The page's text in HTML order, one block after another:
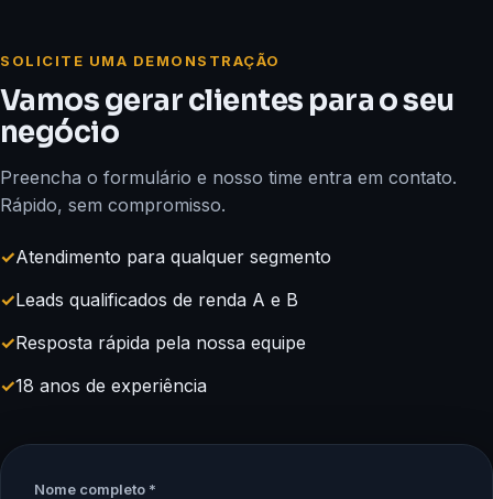
SOLICITE UMA DEMONSTRAÇÃO
Vamos gerar clientes para o seu
negócio
Preencha o formulário e nosso time entra em contato.
Rápido, sem compromisso.
✓Atendimento para qualquer segmento
✓Leads qualificados de renda A e B
✓Resposta rápida pela nossa equipe
✓18 anos de experiência
Nome completo *